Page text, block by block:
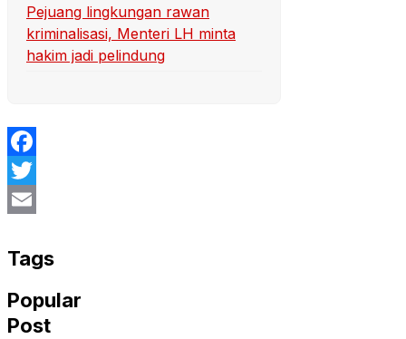
Pejuang lingkungan rawan
kriminalisasi, Menteri LH minta
hakim jadi pelindung
Facebook
Twitter
Tags
Popular
Post